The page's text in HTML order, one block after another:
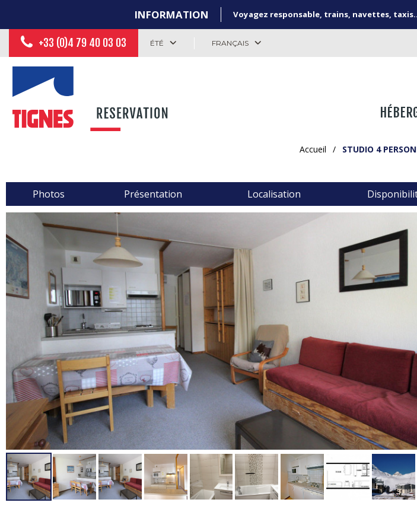
INFORMATION Voyagez responsable, trains, navettes,
+33 (0)4 79 40 03 03 ÉTÉ FRANÇAIS
Accueil / STUDIO 4
Photos Présentation Localisation